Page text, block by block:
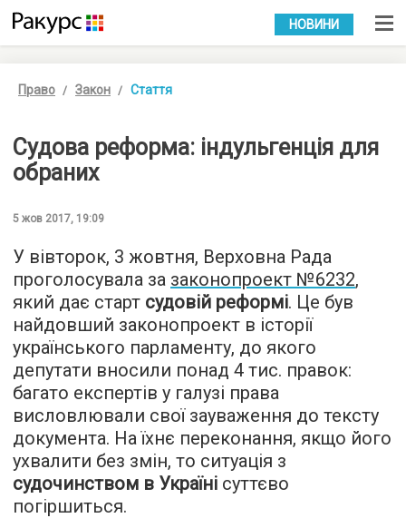
УКР РУС
НОВИНИ
Право Закон Стаття
Судова реформа: індульгенція для
обраних
5 жов 2017, 19:09
У вівторок, 3 жовтня, Верховна Рада
проголосувала за законопроект №6232,
який дає старт судовій реформі. Це був
найдовший законопроект в історії
українського парламенту, до якого
депутати вносили понад 4 тис. правок:
багато експертів у галузі права
висловлювали свої зауваження до тексту
документа. На їхнє переконання, якщо його
ухвалити без змін, то ситуація з
судочинством в Україні суттєво
погіршиться.